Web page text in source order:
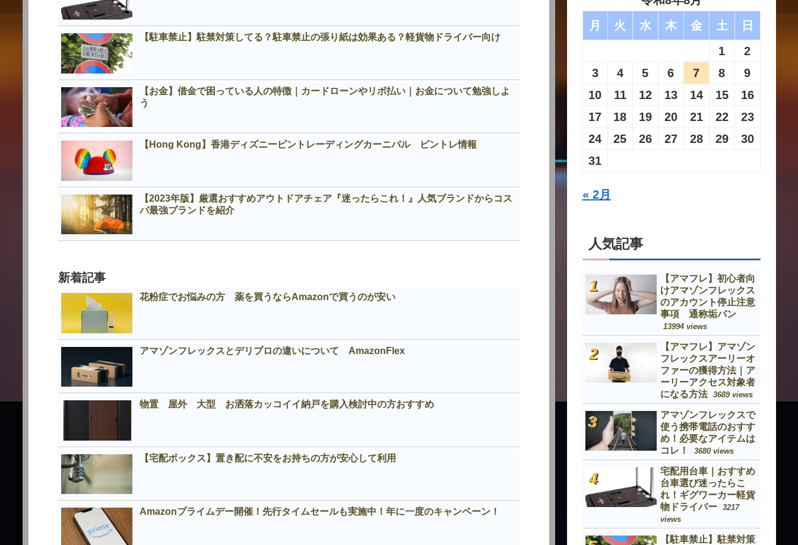
【駐車禁止】駐禁対策してる？駐車禁止の張り紙は効果ある？軽貨物ドライバー向け
【お金】借金で困っている人の特徴｜カードローンやリボ払い｜お金について勉強しよ
う
【Hong Kong】香港ディズニーピントレーディングカーニバル ピントレ情報
【2023年版】厳選おすすめアウトドアチェア『迷ったらこれ！』人気ブランドからコス
パ最強ブランドを紹介
新着記事
花粉症でお悩みの方 薬を買うならAmazonで買うのが安い
アマゾンフレックスとデリプロの違いについて AmazonFlex
物置 屋外 大型 お洒落カッコイイ納戸を購入検討中の方おすすめ
【宅配ボックス】置き配に不安をお持ちの方が安心して利用
Amazonプライムデー開催！先行タイムセールも実施中！年に一度のキャンペーン！
月
火 水 木 金 土
日
1
2
3
4 5 6 7 8
9
10
11 12 13 14 15
16
17
18 19 20 21 22
23
24
25 26 27 28 29
30
31
« 2月
人気記事
【アマフレ】初心者向
けアマゾンフレックス
のアカウント停止注意
事項 通称垢バン
13994 views
【アマフレ】アマゾン
フレックスアーリーオ
ファーの獲得方法｜ア
ーリーアクセス対象者
になる方法
3689 views
アマゾンフレックスで
使う携帯電話のおすす
め！必要なアイテムは
コレ！
3680 views
宅配用台車｜おすすめ
台車選び迷ったらこ
れ！ギグワーカー軽貨
物ドライバー
3217
views
【駐車禁止】駐禁対策